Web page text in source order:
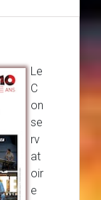
Le
C
on
se
rv
at
oir
e